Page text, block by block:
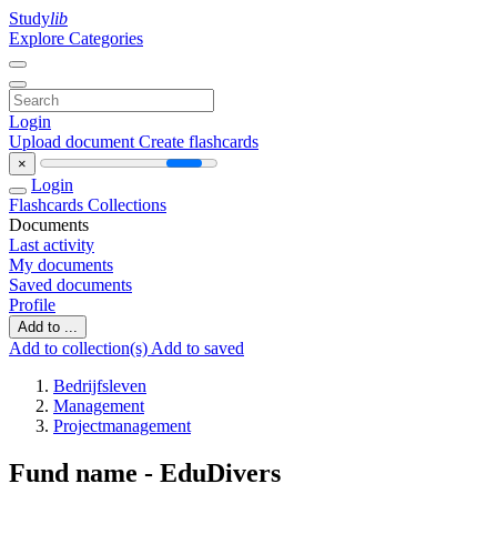
Studylib
Explore Categories
Login
Upload document Create flashcards
×
Login
Flashcards Collections
Documents
Last activity
My documents
Saved documents
Profile
Add to ...
Add to collection(s) Add to saved
Bedrijfsleven
Management
Projectmanagement
Fund name - EduDivers